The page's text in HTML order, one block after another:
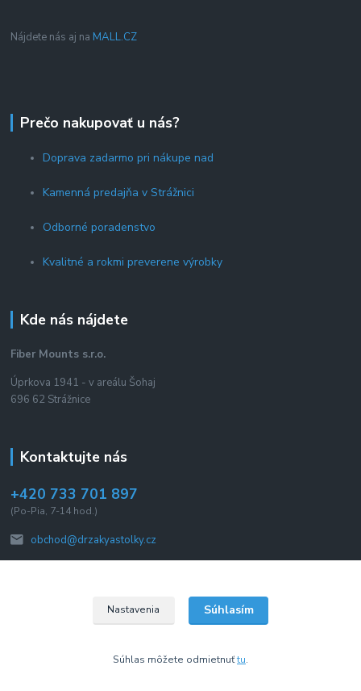
Nájdete nás aj na MALL.CZ
Prečo nakupovať u nás?
Doprava zadarmo pri nákupe nad
Kamenná predajňa v Strážnici
Odborné poradenstvo
Kvalitné a rokmi preverene výrobky
Kde nás nájdete
Fiber Mounts s.r.o.
Úprkova 1941 - v areálu Šohaj
696 62 Strážnice
Kontaktujte nás
+420 733 701 897
(Po-Pia, 7-14 hod.)
obchod@drzakyastolky.cz
2015 © Fiber Mounts s.r.o. Všetky práva vyhradené.
Nastavenia Súhlasím
Súhlas môžete odmietnuťtu.